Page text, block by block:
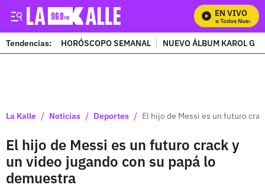
EN VIVO
Mira Todos Nuestros
Tendencias: HORÓSCOPO SEMANAL NUEVO ÁLBUM KAROL G
La Kalle / Noticias / Deportes / El hijo de Messi es un futuro
El hijo de Messi es un futuro crack y
un video jugando con su papá lo
demuestra